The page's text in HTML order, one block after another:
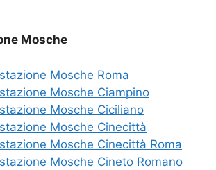
Mosche
Mosche Roma
Mosche Ciampino
Mosche Ciciliano
Mosche Cinecittà
Mosche Cinecittà Roma
Mosche Cineto Romano